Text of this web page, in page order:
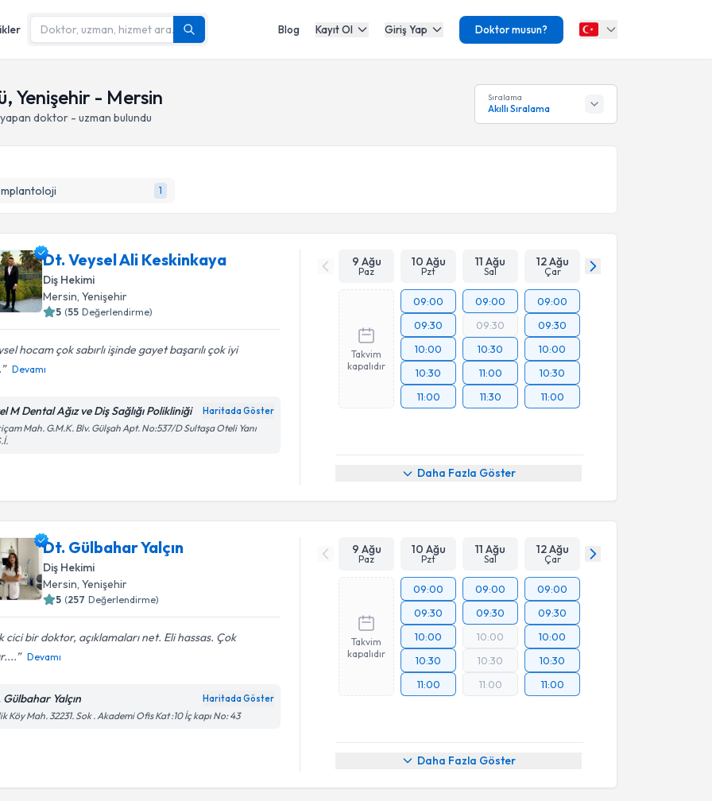
Blog Kayıt Ol Giriş Yap Doktor musun?
Yenişehir - Mersin
doktor - uzman bulundu
Sıralama
Akıllı Sıralama
1
Dt. Veysel Ali Keskinkaya
Diş Hekimi
Mersin, Yenişehir
5 (55 Değerlendirme)
hocam çok sabırlı işinde gayet başarılı çok iyi
Devamı
M Dental Ağız ve Diş Sağlığı Polikliniği Haritada Göster
Mah. G.M.K. Blv. Gülşah Apt. No:537/D Sultaşa Oteli Yanı
9 Ağu
Paz
10 Ağu
Pzt
11 Ağu
Sal
12 Ağu
Çar
Takvim
kapalıdır
09:00
09:30
10:00
10:30
11:00
09:00
09:30
10:30
11:00
11:30
09:00
09:30
10:00
10:30
11:00
Daha Fazla Göster
Dt. Gülbahar Yalçın
Diş Hekimi
Mersin , Yenişehir
5 (257 Değerlendirme)
cici bir doktor, açıklamaları net. Eli hassas. Çok
Devamı
Gülbahar Yalçın Haritada Göster
Köy Mah. 32231. Sok . Akademi Ofis Kat :10 İç kapı No: 43
9 Ağu
Paz
10 Ağu
Pzt
11 Ağu
Sal
12 Ağu
Çar
Takvim
kapalıdır
09:00
09:30
10:00
10:30
11:00
09:00
09:30
10:00
10:30
11:00
09:00
09:30
10:00
10:30
11:00
Daha Fazla Göster
Randevu Takvimi Talebi